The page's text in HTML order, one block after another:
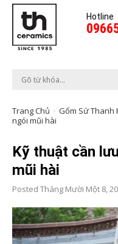
Hotline
Trang Chủ Gốm Sứ Thanh
ngói mũi hài
Kỹ thuật cần
mũi hài
Posted Tháng Mười Một 8,